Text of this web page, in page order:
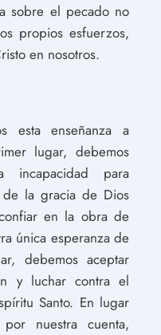
sobre el pecado no
propios esfuerzos,
en nosotros.
esta enseñanza a
lugar, debemos
incapacidad para
la gracia de Dios
en la obra de
única esperanza de
debemos aceptar
y luchar contra el
Santo. En lugar
nuestra cuenta,